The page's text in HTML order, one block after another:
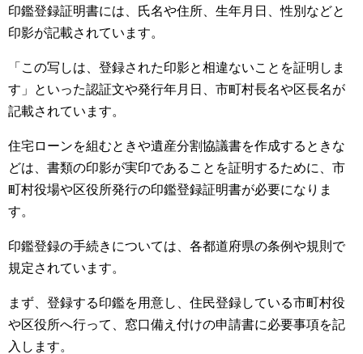
印鑑登録証明書には、氏名や住所、生年月日、性別などと
印影が記載されています。
「この写しは、登録された印影と相違ないことを証明しま
す」といった認証文や発行年月日、市町村長名や区長名が
記載されています。
住宅ローンを組むときや遺産分割協議書を作成するときな
どは、書類の印影が実印であることを証明するために、市
町村役場や区役所発行の印鑑登録証明書が必要になりま
す。
印鑑登録の手続きについては、各都道府県の条例や規則で
規定されています。
まず、登録する印鑑を用意し、住民登録している市町村役
や区役所へ行って、窓口備え付けの申請書に必要事項を記
入します。